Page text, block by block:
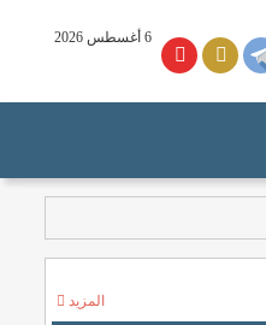
6 أغسطس 2026
المزيد